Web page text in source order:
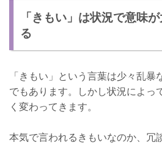
「きもい」は状況で意味
る
「きもい」という言葉は少々乱
でもあります。しかし状況によっ
く変わってきます。
本気で言われるきもいなのか、冗